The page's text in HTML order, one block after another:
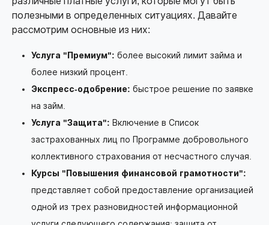
полезными в определенных ситуациях. Давайте
рассмотрим основные из них:
Услуга "Премиум": более высокий лимит займа и
более низкий процент.
Экспресс-одобрение: быстрое решение по заявке
на займ.
Услуга "Защита": Включение в Список
застрахованных лиц по Программе добровольного
коллективного страхования от несчастного случая.
Курсы "Повышения финансовой грамотности":
представляет собой предоставление организацией
одной из трех разновидностей информационной